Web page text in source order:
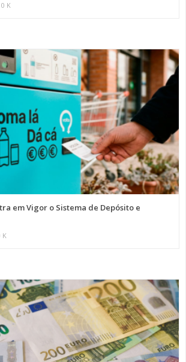
0 K
em Vigor o Sistema de Depósito e
K